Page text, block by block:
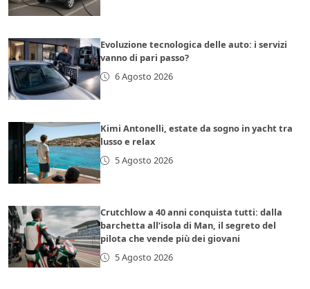
Evoluzione tecnologica delle auto: i servizi
vanno di pari passo?
6 Agosto 2026
Kimi Antonelli, estate da sogno in yacht tra
lusso e relax
5 Agosto 2026
Crutchlow a 40 anni conquista tutti: dalla
barchetta all’isola di Man, il segreto del
pilota che vende più dei giovani
5 Agosto 2026